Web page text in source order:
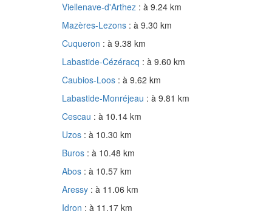
Viellenave-d'Arthez : à 9.24 km
Mazères-Lezons : à 9.30 km
Cuqueron : à 9.38 km
Labastide-Cézéracq : à 9.60 km
Caubios-Loos : à 9.62 km
Labastide-Monréjeau : à 9.81 km
Cescau : à 10.14 km
Uzos : à 10.30 km
Buros : à 10.48 km
Abos : à 10.57 km
Aressy : à 11.06 km
Idron : à 11.17 km